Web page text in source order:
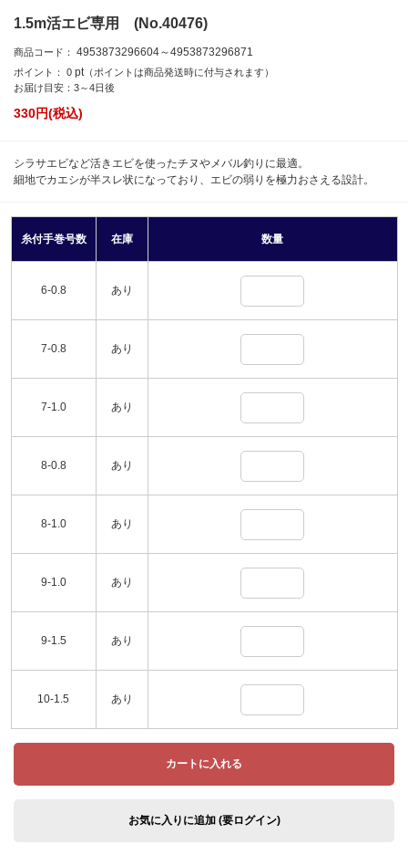
1.5m活エビ専用 (No.40476)
商品コード： 4953873296604～4953873296871
ポイント： 0 pt （ポイントは商品発送時に付与されます）
お届け目安：3～4日後
330円(税込)
シラサエビなど活きエビを使ったチヌやメバル釣りに最適。
細地でカエシが半スレ状になっており、エビの弱りを極力おさえる設計。
糸付手巻号数 在庫 数量
6-0.8 あり
7-0.8 あり
7-1.0 あり
8-0.8 あり
8-1.0 あり
9-1.0 あり
9-1.5 あり
10-1.5 あり
カートに入れる
お気に入りに追加 (要ログイン)